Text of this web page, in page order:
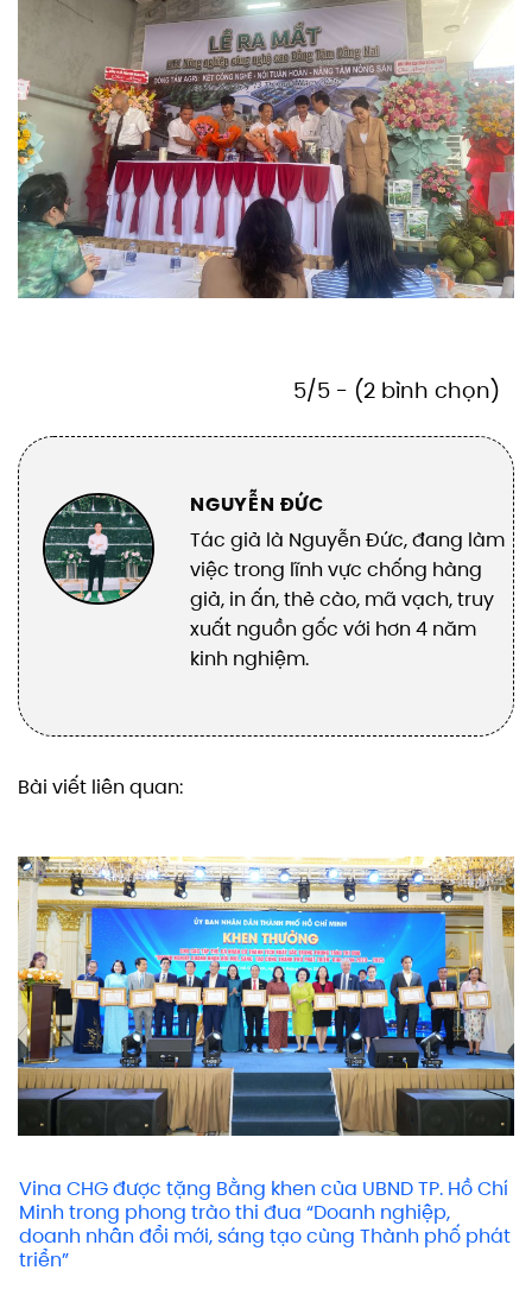
5/5 - (2 bình chọn)
NGUYỄN ĐỨC
Tác giả là Nguyễn Đức, đang làm
việc trong lĩnh vực chống hàng
giả, in ấn, thẻ cào, mã vạch, truy
xuất nguồn gốc với hơn 4 năm
kinh nghiệm.
Bài viết liên quan:
Vina CHG được tặng Bằng khen của UBND TP. Hồ Chí
Minh trong phong trào thi đua “Doanh nghiệp,
doanh nhân đổi mới, sáng tạo cùng Thành phố phát
triển”